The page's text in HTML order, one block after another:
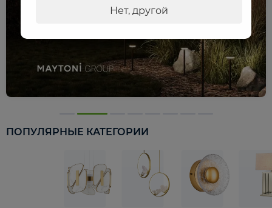
ПОПУЛЯРНЫЕ КАТЕГОРИИ
Нет, другой